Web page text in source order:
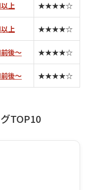
上 ★★★★☆
上 ★★★★☆
後～ ★★★★☆
後～ ★★★★☆
TOP10